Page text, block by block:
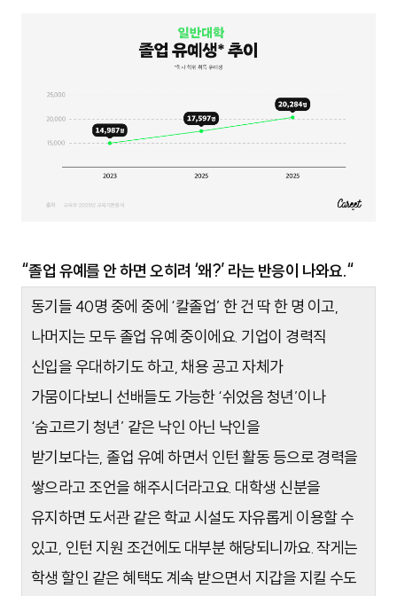
“졸업 유예를 안 하면 오히려 ‘왜?’ 라는 반응이 나와요.“
동기들 40명 중에 중에 ‘칼졸업’ 한 건 딱 한 명 이고,
나머지는 모두 졸업 유예 중이에요. 기업이 경력직
신입을 우대하기도 하고, 채용 공고 자체가
가뭄이다보니 선배들도 가능한‘쉬었음 청년’이나
‘숨고르기 청년’ 같은 낙인 아닌 낙인을
받기보다는,졸업 유예 하면서 인턴 활동 등으로 경력을
쌓으라고 조언을 해주시더라고요. 대학생 신분을
유지하면 도서관 같은 학교 시설도 자유롭게 이용할 수
있고, 인턴 지원 조건에도 대부분 해당되니까요. 작게는
학생 할인 같은 혜택도 계속 받으면서 지갑을 지킬 수도